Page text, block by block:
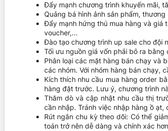
Đẩy mạnh chương trình khuyến mãi,
Quảng bá hình ảnh sản phẩm,
Đẩy mạnh hứng thú mua hàng và giá
voucher,...
Đào tạo chương trình up sale cho đội
Tối ưu nguồn giá vốn phải bỏ ra
Phân loại các mặt hàng bán chạy và
các nhóm. Với nhóm hàng bán chạy,
Kích thích nhu cầu mua hàng order
hàng đặt trước. Lưu ý, chương trình
Thăm dò và cập nhật nhu cầu thị
cần nhập. Tránh việc nhập hàng ồ
Rút ngắn chu kỳ theo dõi: Có thể
toán trở nên dễ dàng và chính xác